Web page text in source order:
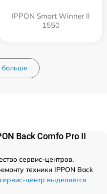
IPPON Smart Winner II
1550
больше
Back Comfo Pro II
сервис-центров,
техники IPPON Back
центр выделяется